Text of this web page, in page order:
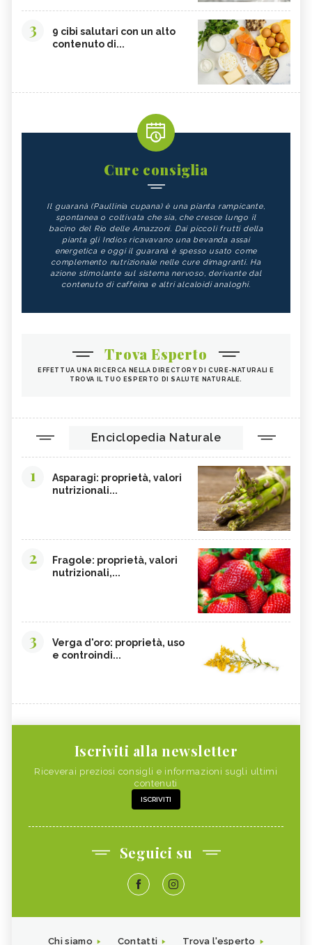
3
9 cibi salutari con un alto
contenuto di...
Cure consiglia
Il guaranà (Paullinia cupana) è una pianta rampicante,
spontanea o coltivata che sia, che cresce lungo il
bacino del Rio delle Amazzoni. Dai piccoli frutti della
pianta gli Indios ricavavano una bevanda assai
energetica e oggi il guaranà è spesso usato come
complemento nutrizionale nelle cure dimagranti. Ha
azione stimolante sul sistema nervoso, derivante dal
contenuto di caffeina e altri alcaloidi analoghi.
Trova Esperto
EFFETTUA UNA RICERCA NELLA DIRECTORY DI CURE-NATURALI E
TROVA IL TUO ESPERTO DI SALUTE NATURALE.
Enciclopedia Naturale
1
Asparagi: proprietà, valori
nutrizionali...
2
Fragole: proprietà, valori
nutrizionali,...
3
Verga d'oro: proprietà, uso
e controindi...
Iscriviti alla newsletter
Riceverai preziosi consigli e informazioni sugli ultimi
contenuti
ISCRIVITI
Seguici su
Chi siamo Contatti Trova l'esperto